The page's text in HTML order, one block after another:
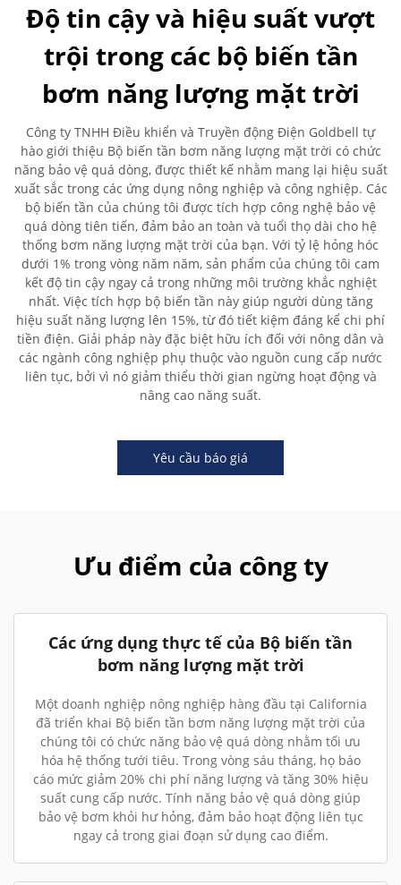
Độ tin cậy và hiệu suất vượt
trội trong các bộ biến tần
bơm năng lượng mặt trời
Công ty TNHH Điều khiển và Truyền động Điện Goldbell tự
hào giới thiệu Bộ biến tần bơm năng lượng mặt trời có chức
năng bảo vệ quá dòng, được thiết kế nhằm mang lại hiệu suất
xuất sắc trong các ứng dụng nông nghiệp và công nghiệp. Các
bộ biến tần của chúng tôi được tích hợp công nghệ bảo vệ
quá dòng tiên tiến, đảm bảo an toàn và tuổi thọ dài cho hệ
thống bơm năng lượng mặt trời của bạn. Với tỷ lệ hỏng hóc
dưới 1% trong vòng năm năm, sản phẩm của chúng tôi cam
kết độ tin cậy ngay cả trong những môi trường khắc nghiệt
nhất. Việc tích hợp bộ biến tần này giúp người dùng tăng
hiệu suất năng lượng lên 15%, từ đó tiết kiệm đáng kể chi phí
tiền điện. Giải pháp này đặc biệt hữu ích đối với nông dân và
các ngành công nghiệp phụ thuộc vào nguồn cung cấp nước
liên tục, bởi vì nó giảm thiểu thời gian ngừng hoạt động và
nâng cao năng suất.
Yêu cầu báo giá
Ưu điểm của công ty
Các ứng dụng thực tế của Bộ biến tần
bơm năng lượng mặt trời
Một doanh nghiệp nông nghiệp hàng đầu tại California
đã triển khai Bộ biến tần bơm năng lượng mặt trời của
chúng tôi có chức năng bảo vệ quá dòng nhằm tối ưu
hóa hệ thống tưới tiêu. Trong vòng sáu tháng, họ báo
cáo mức giảm 20% chi phí năng lượng và tăng 30% hiệu
suất cung cấp nước. Tính năng bảo vệ quá dòng giúp
bảo vệ bơm khỏi hư hỏng, đảm bảo hoạt động liên tục
ngay cả trong giai đoạn sử dụng cao điểm.